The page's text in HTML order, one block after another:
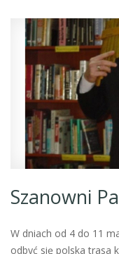
Szanowni
W dniach od 4 do 11
odbyć się polska trasa